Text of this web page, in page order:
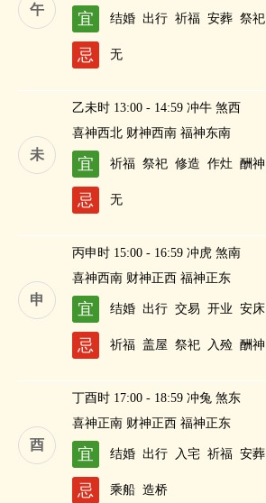
午
宜 结婚 出行 祈福 安葬 祭祀
忌 无
未
乙未时 13:00 - 14:59 冲牛 煞西
喜神西北 财神西南 福神东南
宜 祈福 祭祀 修造 作灶 酬神
忌 无
申
丙申时 15:00 - 16:59 冲虎 煞南
喜神西南 财神正西 福神正东
宜 结婚 出行 交易 开业 安床
忌 祈福 盖屋 祭祀 入殓 酬神
酉
丁酉时 17:00 - 18:59 冲兔 煞东
喜神正南 财神正西 福神正东
宜 结婚 出行 入宅 祈福 安葬
忌 乘船 造桥